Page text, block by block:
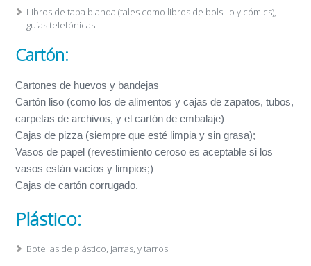
Libros de tapa blanda (tales como libros de bolsillo y cómics),
guías telefónicas
Cartón:
Cartones de huevos y bandejas
Cartón liso (como los de alimentos y cajas de zapatos, tubos,
carpetas de archivos, y el cartón de embalaje)
Cajas de pizza (siempre que esté limpia y sin grasa);
Vasos de papel (revestimiento ceroso es aceptable si los
vasos están vacíos y limpios;)
Cajas de cartón corrugado.
Plástico:
Botellas de plástico, jarras, y tarros